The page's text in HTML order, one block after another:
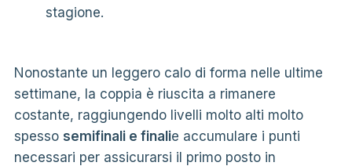
stagione.
Nonostante un leggero calo di forma nelle ultime
settimane, la coppia è riuscita a rimanere
costante, raggiungendo livelli molto alti molto
spesso semifinali e finalie accumulare i punti
necessari per assicurarsi il primo posto in